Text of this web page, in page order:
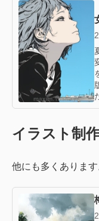
イラスト制
他にも多くありま